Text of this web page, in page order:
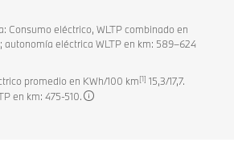
Consumo eléctrico, WLTP combinado en
autonomía eléctrica WLTP en km: 589–624
promedio en KWh/100 km[1] 15,3/17,7.
en km: 475-510.